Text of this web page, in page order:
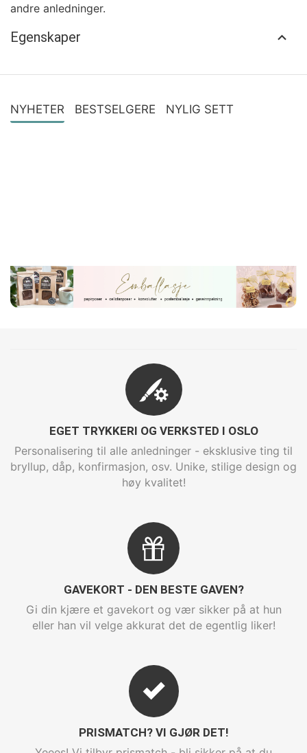
andre anledninger.
Egenskaper
NYHETER BESTSELGERE NYLIG SETT
EGET TRYKKERI OG VERKSTED I OSLO
Personalisering til alle anledninger - eksklusive ting til
bryllup, dåp, konfirmasjon, osv. Unike, stilige design og
høy kvalitet!
GAVEKORT - DEN BESTE GAVEN?
Gi din kjære et gavekort og vær sikker på at hun
eller han vil velge akkurat det de egentlig liker!
PRISMATCH? VI GJØR DET!